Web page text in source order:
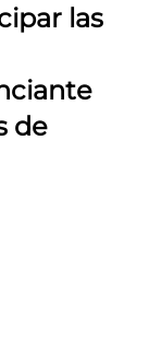
las
de